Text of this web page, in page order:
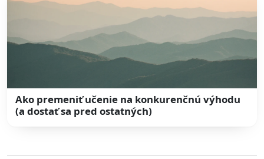
Ako premeniť učenie na konkurenčnú výhodu
(a dostať sa pred ostatných)